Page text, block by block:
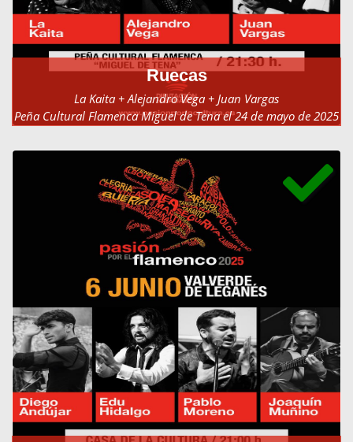
Ruecas
La Kaita + Alejandro Vega + Juan Vargas
Peña Cultural Flamenca Miguel de Tena el 24 de mayo de 2025